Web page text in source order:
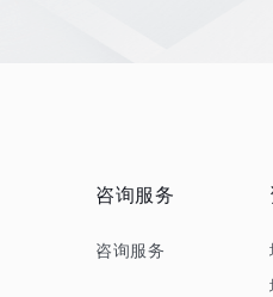
咨询服务
咨询服务